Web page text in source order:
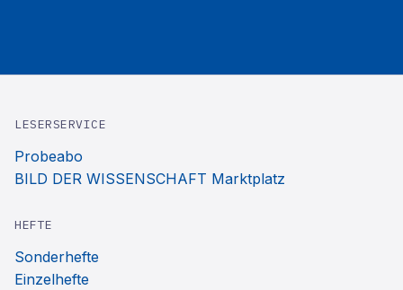
LESERSERVICE
Probeabo
BILD DER WISSENSCHAFT Marktplatz
HEFTE
Sonderhefte
Einzelhefte